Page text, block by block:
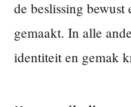
de beslissing
gemaakt. In alle
identiteit en gemak